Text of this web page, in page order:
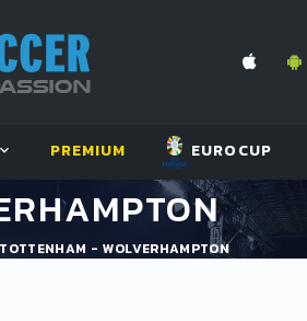
PREMIUM EUROCUP
TOTTENHAM - WOLVERHAMPTON